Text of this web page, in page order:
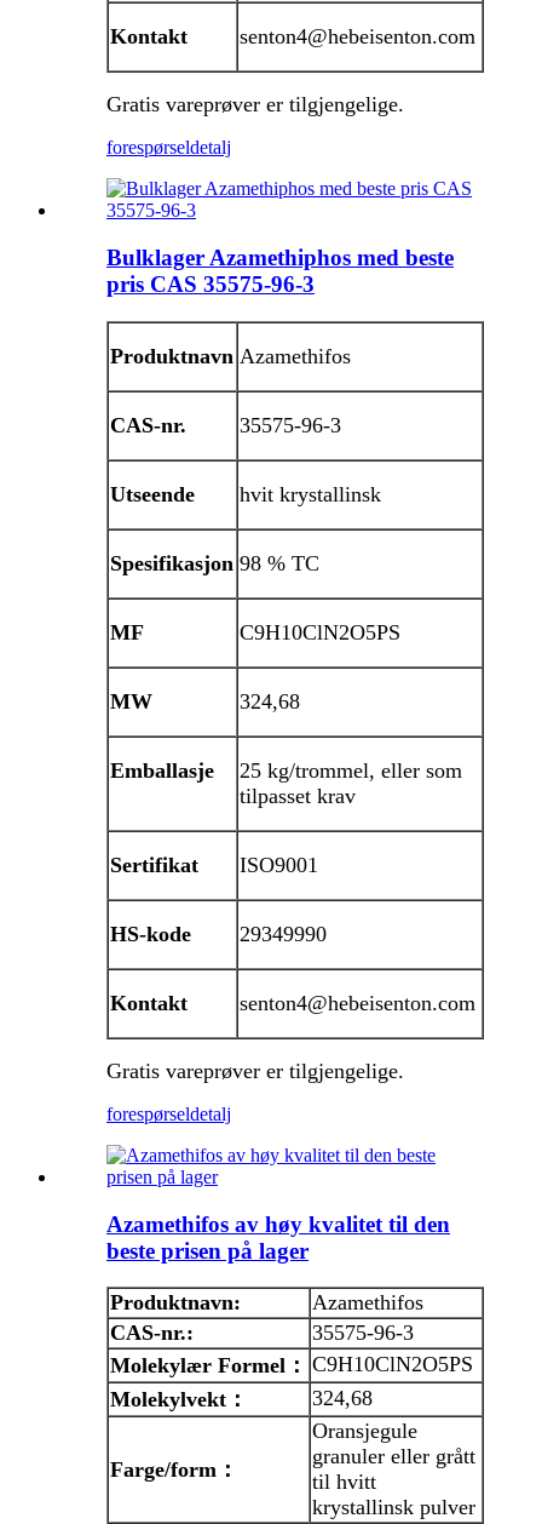
Kontakt senton4@hebeisenton.com
Gratis vareprøver er tilgjengelige.
forespørseldetalj
Bulklager Azamethiphos med beste
pris CAS 35575-96-3
Produktnavn Azamethifos
CAS-nr. 35575-96-3
Utseende hvit krystallinsk
Spesifikasjon 98 % TC
MF C9H10ClN2O5PS
MW 324,68
Emballasje
25 kg/trommel, eller som
tilpasset krav
Sertifikat ISO9001
HS-kode 29349990
Kontakt senton4@hebeisenton.com
Gratis vareprøver er tilgjengelige.
forespørseldetalj
Azamethifos av høy kvalitet til den
beste prisen på lager
Produktnavn:
Azamethifos
CAS-nr.:
35575-96-3
Molekylær Formel ： C9H10ClN2O5PS
Molekylvekt ： 324,68
Farge/form ：
Oransjegule
granuler eller grått
til hvitt
krystallinsk pulver